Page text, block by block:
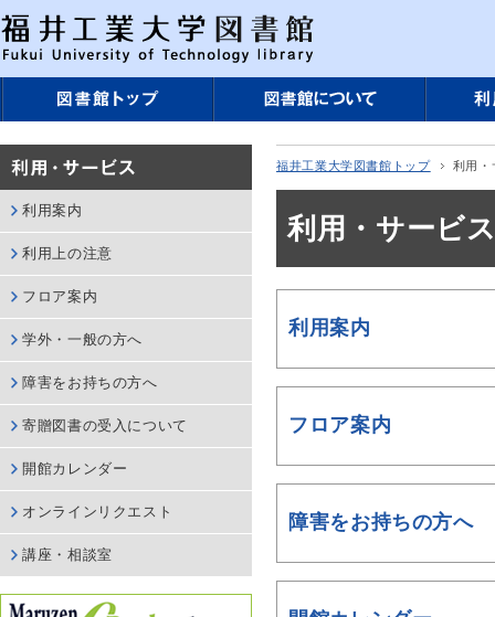
利用案内
利用上の注意
フロア案内
学外・一般の方へ
障害をお持ちの方へ
寄贈図書の受入について
開館カレンダー
オンラインリクエスト
講座・相談室
福井工業大学図書館トップ 利用・
利用・サービ
利用案内
フロア案内
障害をお持ちの方へ